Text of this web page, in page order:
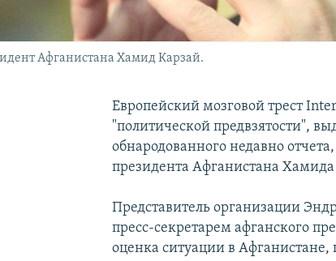
Афганистана Хамид Карзай.
Европейский мозговой трест
"политической предвзятости",
обнародованного недавно
президента Афганистана Хамида
Представитель организации
пресс-секретарем афганского
оценка ситуации в Афганистане,